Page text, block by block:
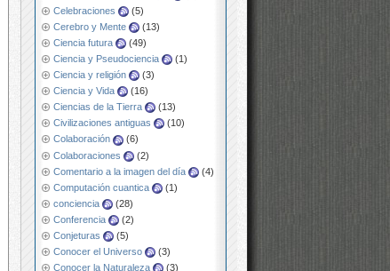
Celebraciones
(5)
Cerebro y Mente
(13)
Ciencia futura
(49)
Ciencia y Pseudociencia
(1)
Ciencia y religión
(3)
Ciencia y Vida
(16)
Ciencias de la Tierra
(13)
Civilizaciones antiguas
(10)
Colaboración
(6)
Colaboraciones
(2)
Comentario a la imagen del día
(4)
Computación cuantica
(1)
conciencia
(28)
Conferencia
(2)
Conjeturas
(5)
Conocer el Universo
(3)
Conocer la Naturaleza
(3)